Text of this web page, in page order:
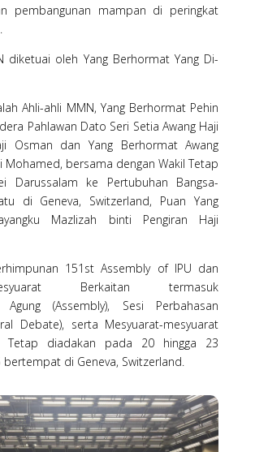
pembangunan mampan di peringkat
diketuai oleh Yang Berhormat Yang Di-
Ahli-ahli MMN, Yang Berhormat Pehin
Pahlawan Dato Seri Setia Awang Haji
Osman dan Yang Berhormat Awang
Mohamed, bersama dengan Wakil Tetap
Darussalam ke Pertubuhan Bangsa-
di Geneva, Switzerland, Puan Yang
Mazlizah binti Pengiran Haji
151st Assembly of IPU dan
mesyuarat Berkaitan termasuk
Agung (Assembly), Sesi Perbahasan
Debate), serta Mesyuarat-mesyuarat
Tetap diadakan pada 20 hingga 23
di Geneva, Switzerland.